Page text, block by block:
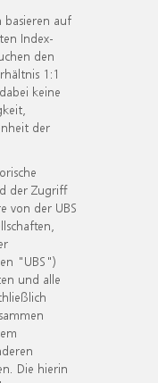
basieren auf
Index-
den
1:1
keine
der
der Zugriff
von der UBS
"UBS")
und alle
Die hierin